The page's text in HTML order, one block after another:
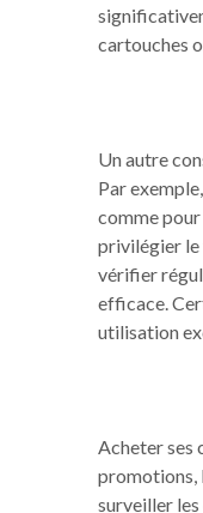
cartouches
Un autre
Par
comme
privilégier le
vérifier
efficace.
utilisation
Acheter ses
promotions,
surveiller les